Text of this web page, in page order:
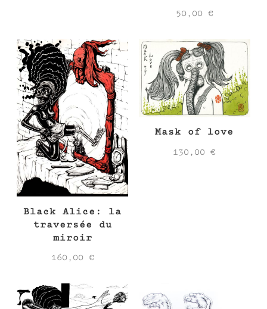
50,00 €
Black Alice: la
traversée du
miroir
160,00 €
Mask of love
130,00€